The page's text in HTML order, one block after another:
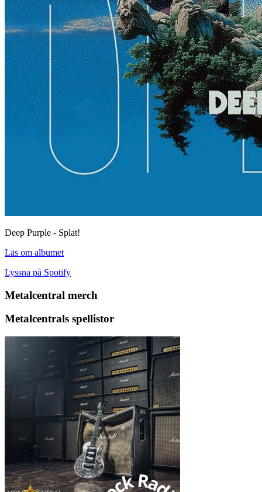
Deep Purple - Splat!
Läs om albumet
Lyssna på Spotify
Metalcentral merch
Metalcentrals spellistor